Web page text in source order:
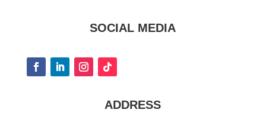
SOCIAL MEDIA
ADDRESS